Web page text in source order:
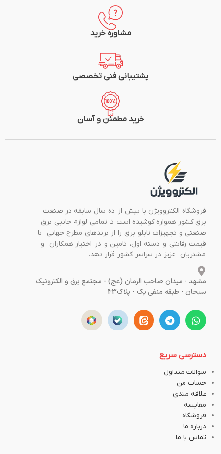
گارانتی: 24 ماهه پارت الکتریک
مشاوره خرید
پشتیبانی فنی تخصصی
خرید مطمئن و آسان
فروشگاه الکتروویژن با بیش از ده سال سابقه در صنعت
برق کشور همواره کوشیده است تا تمامی لوازم جانبی برق
صنعتی و تجهیزات تابلو برق را از برندهای مطرح جهانی با
قیمت رقابتی و دسته اول، تامین و در اختیار همکاران و
مشتریان عزیز در سراسر کشور قرار دهد.
مشهد - میدان صاحب الزمان (عج) - مجتمع برق و الکترونیک
سبحان - طبقه منفی یک - پلاک43
دسترسی سریع
سوالات متداول
حساب من
علاقه مندی
مقایسه
فروشگاه
درباره ما
تماس با ما